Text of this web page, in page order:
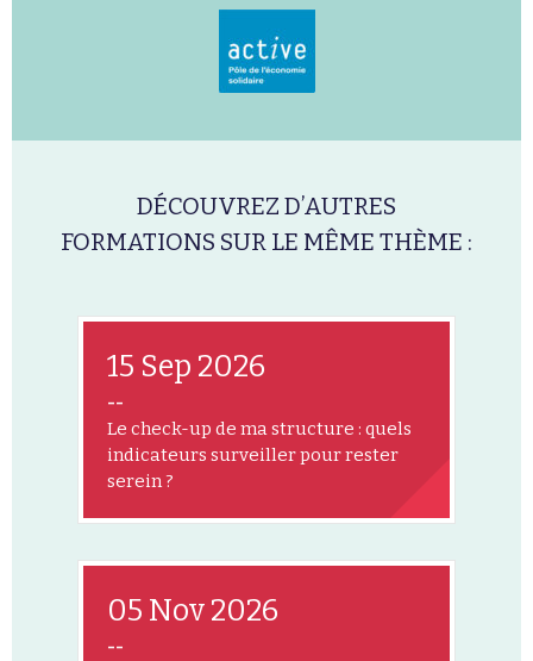
DÉCOUVREZ D’AUTRES
FORMATIONS SUR LE MÊME THÈME :
15 Sep 2026
--
Le check-up de ma structure : quels
indicateurs surveiller pour rester
serein ?
05 Nov 2026
--